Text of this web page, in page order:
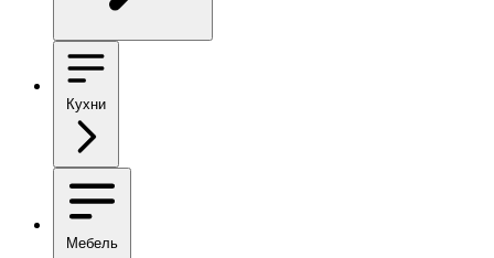
Кухни
Мебель